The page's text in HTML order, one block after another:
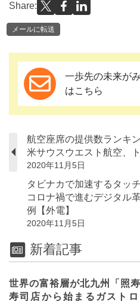
Share:
メールに転送
一歩先の未来が
はこちら
航空座席の提供数ランキ
米サウスウエスト航空、
2020年11月5日
タビナカで加速するタッ
コロナ禍で進むデジタル
例【外電】
2020年11月5日
新着記事
世界の富裕層が北九州「照
寿司店から始まるガスト